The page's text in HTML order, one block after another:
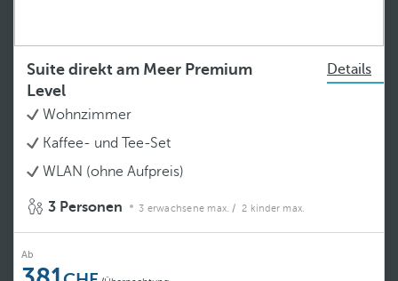
Suite direkt am Meer Premium
Level
Details
Wohnzimmer
Kaffee- und Tee-Set
WLAN (ohne Aufpreis)
3 Personen 3 erwachsene max. / 2 kinder max.
Ab